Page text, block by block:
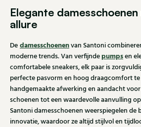
Elegante
allure
De damesschoenenvan Santoni
moderne trends. Van verfijndepumpsen
comfortabele sneakers, elk paar is
perfecte pasvorm en hoog draagcomfort te
handgemaakte afwerking en aandacht
schoenen tot een waardevolle aanvulling
Santoni damesschoenen weerspiegelen de
innovatie, waardoor ze altijd stijlvol en